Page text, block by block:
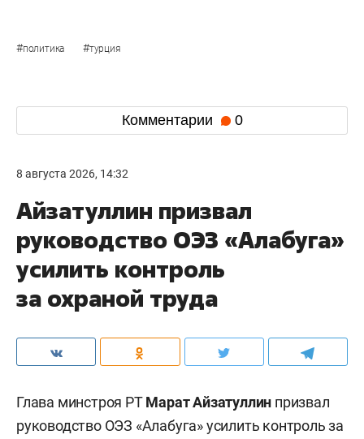
#политика #турция
Комментарии 0
8 августа 2026, 14:32
Айзатуллин призвал
руководство ОЭЗ «Алабуга»
усилить контроль
за охраной труда
Глава минстроя РТМарат Айзатуллин призвал
руководство ОЭЗ «Алабуга» усилить контроль за